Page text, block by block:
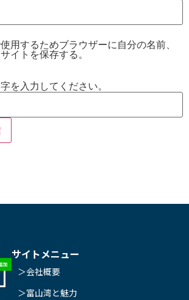
用するためブラウザーに自分の名前、
イトを保存する。
を入力してください。
サイトメニュー
＞会社概要
＞富山湾と魅力